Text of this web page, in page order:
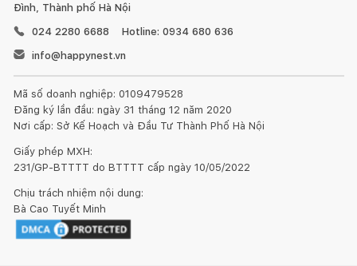
Đình, Thành phố Hà Nội
024 2280 6688
Hotline: 0934 680 636
info@happynest.vn
Mã số doanh nghiệp: 0109479528
Đăng ký lần đầu: ngày 31 tháng 12 năm 2020
Nơi cấp: Sở Kế Hoạch và Đầu Tư Thành Phố Hà Nội
Giấy phép MXH:
231/GP-BTTTT do BTTTT cấp ngày 10/05/2022
Chịu trách nhiệm nội dung:
Bà Cao Tuyết Minh